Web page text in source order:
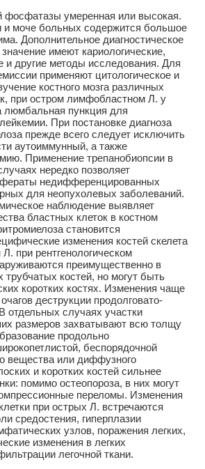
фосфатазы умеренная или высокая.
и моче больных содержится большое
Дополнительное диагностическое
значение имеют кариологические,
и другие методы исследования. Для
применяют цитологическое и
костного мозга различных
при остром лимфобластном Л. у
люмбальная пункция для
При постановке диагноза
прежде всего следует исключить
аутоиммунный, а также
Применение трепанобиопсии в
нередко позволяет
недифференцированных
для неопухолевых заболеваний.
наблюдение выявляет
бластных клеток в костном
становится
изменения костей скелета
при рентгенологическом
преимущественно в
костей, но могут быть
коротких костях. Изменения чаще
деструкции продолговато-
случаях участки
размеров захватывают всю толщу
продольно
беспорядочной
вещества или диффузного
и коротких костей сильнее
помимо остеопороза, в них могут
переломы. Изменения
при острых Л. встречаются
средостения, гиперплазии
узлов, поражения легких,
изменения в легких
легочной ткани.